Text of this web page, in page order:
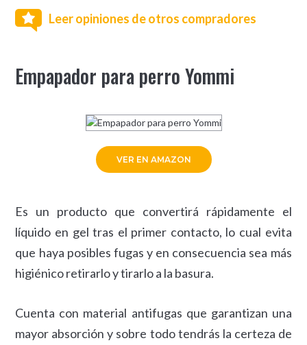
Leer opiniones de otros compradores
Empapador para perro Yommi
VER EN AMAZON
Es un producto que convertirá rápidamente el
líquido en gel tras el primer contacto, lo cual evita
que haya posibles fugas y en consecuencia sea más
higiénico retirarlo y tirarlo a la basura.
Cuenta con material antifugas que garantizan una
mayor absorción y sobre todo tendrás la certeza de